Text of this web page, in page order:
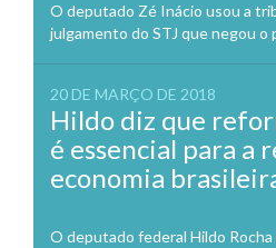
O deputado Zé Inácio usou a
julgamento do STJ que negou o
20 DE MARÇO DE 2018
Hildo diz que
é essencial para a
economia
O deputado federal Hildo